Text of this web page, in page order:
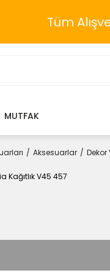
Tüm
MUTFAK
Aksesuarlar Dekor